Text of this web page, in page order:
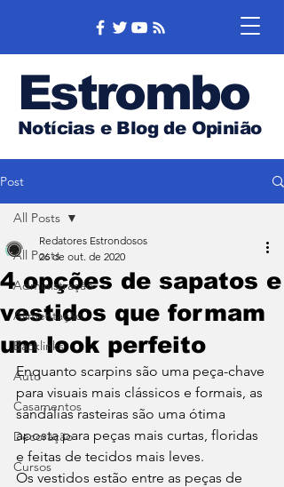
Estrombo
Notícias e Blog de Opinião
Post
All Posts
Administração
Alimentação
Backlinks
Auto
Casamentos
Decoração
Cursos
All Posts
4 opções de sapatos e
vestidos que formam
um look perfeito
Redatores Estrondosos
26 de out. de 2020
Enquanto scarpins são uma peça-chave
para visuais mais clássicos e formais, as
sandálias rasteiras são uma ótima
aposta para peças mais curtas, floridas
e feitas de tecidos mais leves.
Os vestidos estão entre as peças de